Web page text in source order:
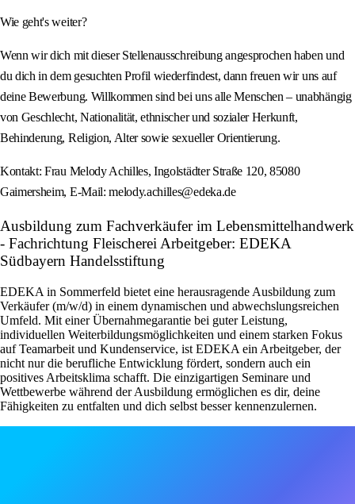
Wie geht's weiter?
Wenn wir dich mit dieser Stellenausschreibung angesprochen haben und
du dich in dem gesuchten Profil wiederfindest, dann freuen wir uns auf
deine Bewerbung. Willkommen sind bei uns alle Menschen – unabhängig
von Geschlecht, Nationalität, ethnischer und sozialer Herkunft,
Behinderung, Religion, Alter sowie sexueller Orientierung.
Kontakt: Frau Melody Achilles, Ingolstädter Straße 120, 85080
Gaimersheim, E-Mail: melody.achilles@edeka.de
Ausbildung zum Fachverkäufer im Lebensmittelhandwerk
- Fachrichtung Fleischerei Arbeitgeber: EDEKA
Südbayern Handelsstiftung
EDEKA in Sommerfeld bietet eine herausragende Ausbildung zum
Verkäufer (m/w/d) in einem dynamischen und abwechslungsreichen
Umfeld. Mit einer Übernahmegarantie bei guter Leistung,
individuellen Weiterbildungsmöglichkeiten und einem starken Fokus
auf Teamarbeit und Kundenservice, ist EDEKA ein Arbeitgeber, der
nicht nur die berufliche Entwicklung fördert, sondern auch ein
positives Arbeitsklima schafft. Die einzigartigen Seminare und
Wettbewerbe während der Ausbildung ermöglichen es dir, deine
Fähigkeiten zu entfalten und dich selbst besser kennenzulernen.